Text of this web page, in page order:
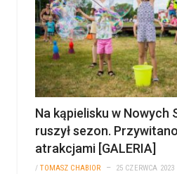
Na kąpielisku w Nowych
ruszył sezon.
atrakcjami [GALERIA]
/TOMASZ CHABIOR 25 CZERWCA 2023